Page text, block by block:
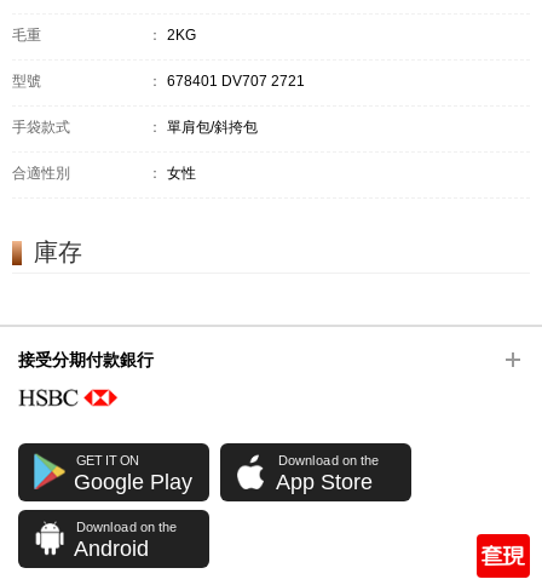
毛重 ： 2KG
型號 ： 678401 DV707 2721
手袋款式 ： 單肩包/斜挎包
合適性別 ： 女性
庫存
接受分期付款銀行
GET IT ON
Google Play
Download on the
App Store
Download on the
Android